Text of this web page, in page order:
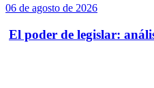
06 de agosto de 2026
El poder de legislar: